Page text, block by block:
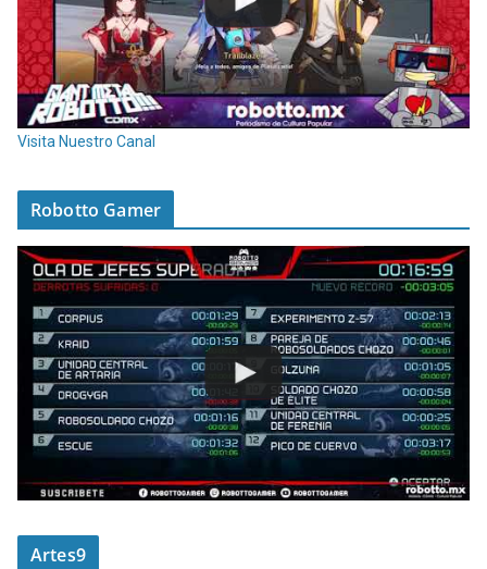
Visita Nuestro Canal
Robotto Gamer
Artes9